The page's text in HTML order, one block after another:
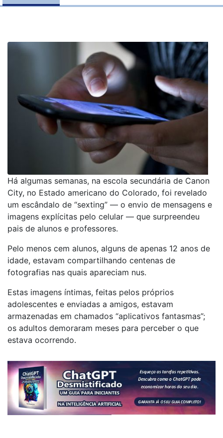
Há algumas semanas, na escola secundária de Canon
City, no Estado americano do Colorado, foi revelado
um escândalo de “sexting” — o envio de mensagens e
imagens explícitas pelo celular — que surpreendeu
pais de alunos e professores.
Pelo menos cem alunos, alguns de apenas 12 anos de
idade, estavam compartilhando centenas de
fotografias nas quais apareciam nus.
Estas imagens íntimas, feitas pelos próprios
adolescentes e enviadas a amigos, estavam
armazenadas em chamados “aplicativos fantasmas”;
os adultos demoraram meses para perceber o que
estava ocorrendo.